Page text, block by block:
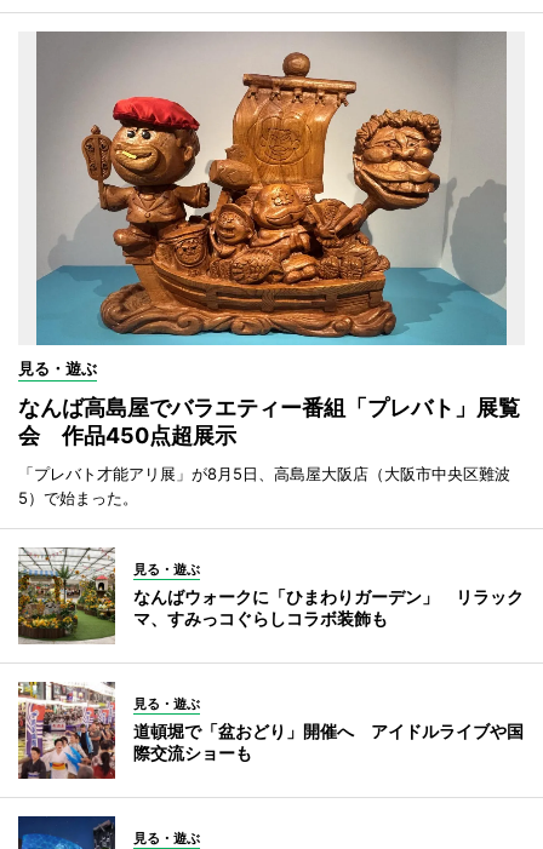
見る・遊ぶ
なんば高島屋でバラエティー番組「プレバト」展覧
会 作品450点超展示
「プレバト才能アリ展」が8月5日、高島屋大阪店（大阪市中央区難波
5）で始まった。
見る・遊ぶ
なんばウォークに「ひまわりガーデン」 リラック
マ、すみっコぐらしコラボ装飾も
見る・遊ぶ
道頓堀で「盆おどり」開催へ アイドルライブや国
際交流ショーも
見る・遊ぶ